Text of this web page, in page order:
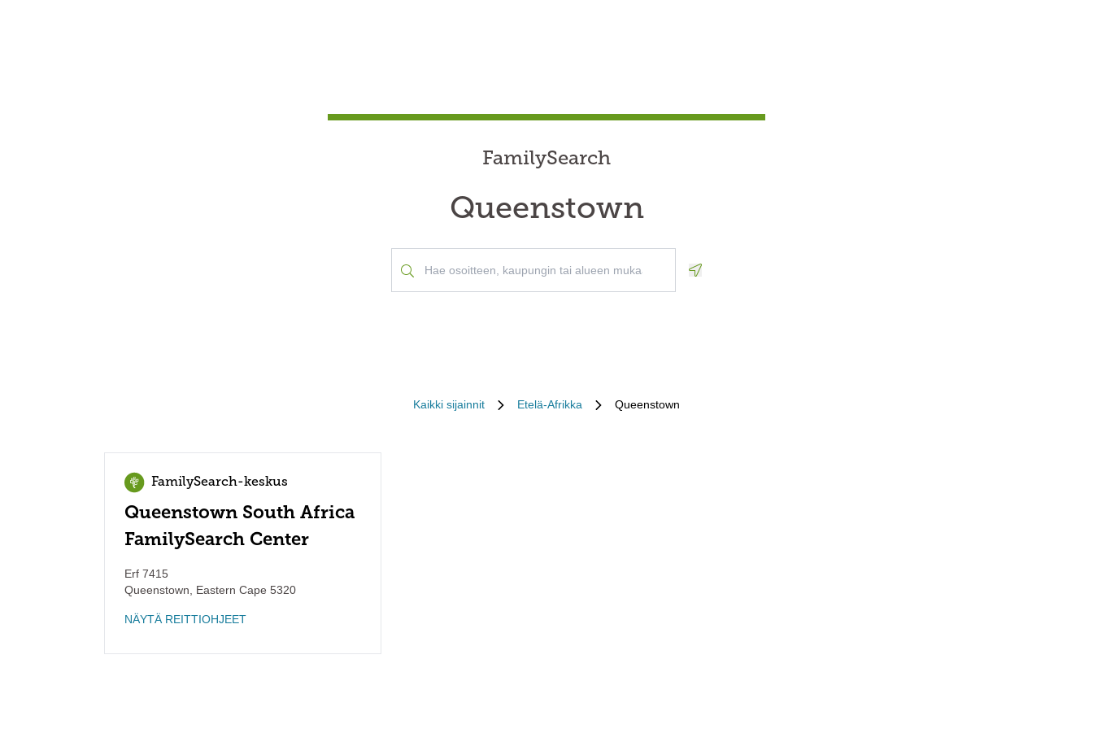
FamilySearch
Queenstown
Kaikki sijainnit Etelä-Afrikka Queenstown
FamilySearch-keskus
Queenstown South Africa
FamilySearch Center
Erf 7415
Queenstown
Eastern Cape 5320
NÄYTÄ REITTIOHJEET